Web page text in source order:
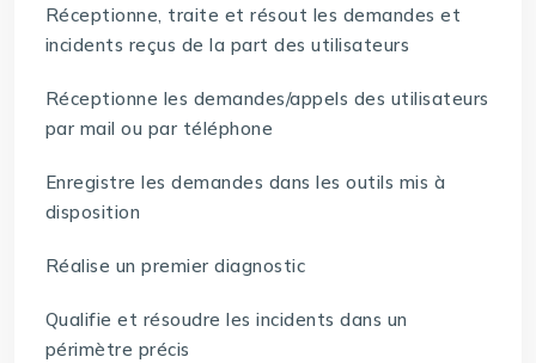
Réceptionne, traite et résout les demandes et
incidents reçus de la part des utilisateurs
Réceptionne les demandes/appels des utilisateurs
par mail ou par téléphone
Enregistre les demandes dans les outils mis à
disposition
Réalise un premier diagnostic
Qualifie et résoudre les incidents dans un
périmètre précis